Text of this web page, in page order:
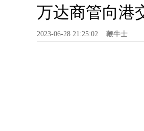
万达商管向港
2023-06-28 21:25:02 鞭牛士